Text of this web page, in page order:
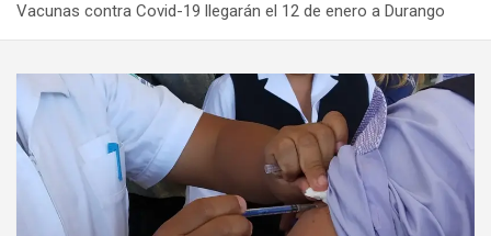
Vacunas contra Covid-19 llegarán el 12 de enero a Durango